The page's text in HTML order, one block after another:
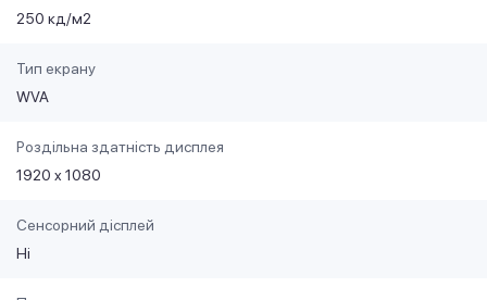
250 кд/м2
Тип екрану
WVA
Роздільна здатність дисплея
1920 x 1080
Сенсорний дісплей
Ні